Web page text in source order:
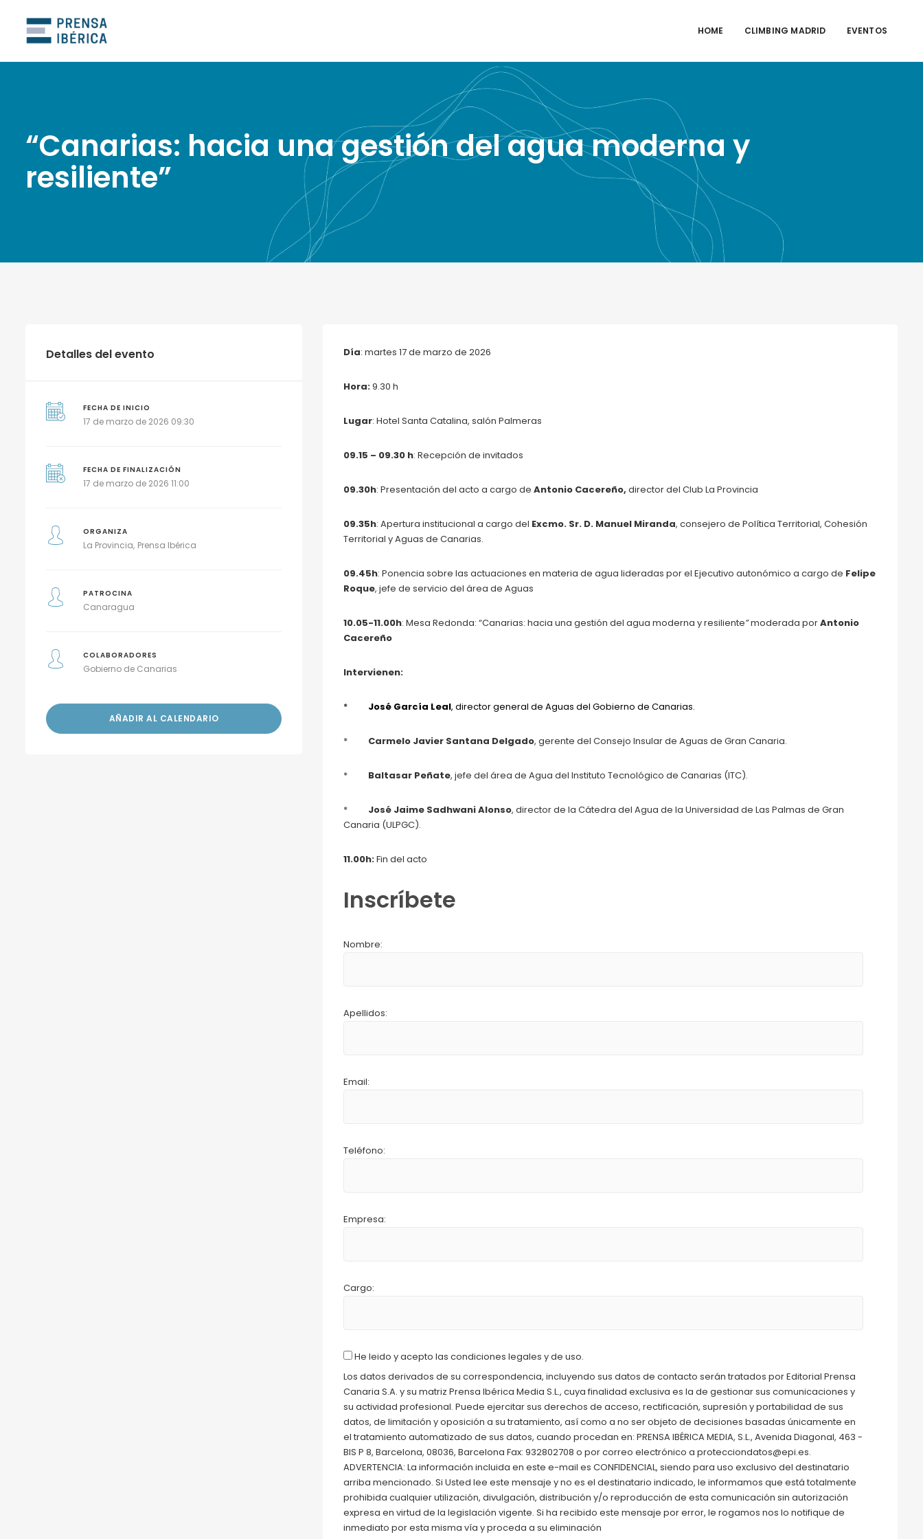
HOME CLIMBING MADRID EVENTOS
“Canarias: hacia una gestión del agua moderna y
resiliente”
Detalles del evento
FECHA DE INICIO
17 de marzo de 2026 09:30
FECHA DE FINALIZACIÓN
17 de marzo de 2026 11:00
ORGANIZA
La Provincia Prensa Ibérica
PATROCINA
Canaragua
COLABORADORES
Gobierno de Canarias
AÑADIR AL CALENDARIO
Día: martes 17 de marzo de 2026
Hora:9.30 h
Lugar: Hotel Santa Catalina, salón Palmeras
09.15 – 09.30 h: Recepción de invitados
09.30h: Presentación del acto a cargo deAntonio Cacereño,director del Club La Provincia
09.35h: Apertura institucional a cargo del Excmo. Sr. D. Manuel Miranda, consejero de Política Territorial, Cohesión
Territorial y Aguas de Canarias.
09.45h: Ponencia sobre las actuaciones en materia de agua lideradas por el Ejecutivo autonómico a cargo de Felipe
Roque, jefe de servicio del área de Aguas
10.05-11.00h: Mesa Redonda: “Canarias: hacia una gestión del agua moderna y resiliente”moderada porAntonio
Cacereño
Intervienen:
* José García Leal, director general de Aguas del Gobierno de Canarias.
* Carmelo Javier Santana Delgado, gerente del Consejo Insular de Aguas de Gran Canaria.
* Baltasar Peñate, jefe del área de Agua del Instituto Tecnológico de Canarias (ITC).
* José Jaime Sadhwani Alonso, director de la Cátedra del Agua de la Universidad de Las Palmas de Gran
Canaria (ULPGC).
11.00h:Fin del acto
Inscríbete
Nombre:
Apellidos:
Email:
Teléfono:
Empresa:
Cargo:
He leido y acepto las condiciones legales y de uso.
Los datos derivados de su correspondencia, incluyendo sus datos de contacto serán tratados por Editorial Prensa
Canaria S.A. y su matriz Prensa Ibérica Media S.L., cuya finalidad exclusiva es la de gestionar sus comunicaciones y
su actividad profesional. Puede ejercitar sus derechos de acceso, rectificación, supresión y portabilidad de sus
datos, de limitación y oposición a su tratamiento, así como a no ser objeto de decisiones basadas únicamente en
el tratamiento automatizado de sus datos, cuando procedan en: PRENSA IBÉRICA MEDIA, S.L., Avenida Diagonal, 463 -
BIS P 8, Barcelona, 08036, Barcelona Fax: 932802708 o por correo electrónico a protecciondatos@epi.es.
ADVERTENCIA: La información incluida en este e-mail es CONFIDENCIAL, siendo para uso exclusivo del destinatario
arriba mencionado. Si Usted lee este mensaje y no es el destinatario indicado, le informamos que está totalmente
prohibida cualquier utilización, divulgación, distribución y/o reproducción de esta comunicación sin autorización
expresa en virtud de la legislación vigente. Si ha recibido este mensaje por error, le rogamos nos lo notifique de
inmediato por esta misma vía y proceda a su eliminación